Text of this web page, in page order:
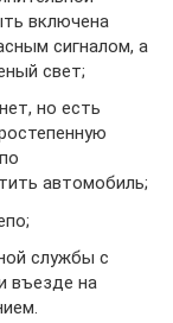
включена
сигналом, а
свет;
но есть
автомобиль;
службы с
въезде на